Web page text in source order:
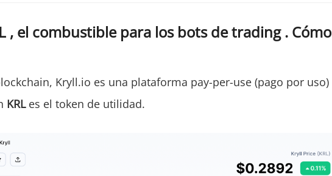
, el combustible para los bots de trading . Cómo
Kryll.io es una plataforma pay-per-use (pago por uso)
KRL es el token de utilidad.